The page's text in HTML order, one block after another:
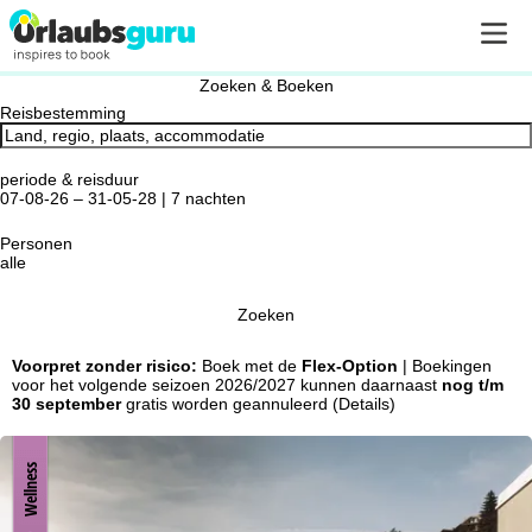
Zoeken & Boeken
Reisbestemming
periode & reisduur
07-08-26 – 31-05-28 | 7 nachten
Personen
alle
Zoeken
Voorpret zonder risico: Boek met de Flex-Option | Boekingen
voor het volgende seizoen 2026/2027 kunnen daarnaast nog t/m
30 septembergratis worden geannuleerd (Details)
Wellness